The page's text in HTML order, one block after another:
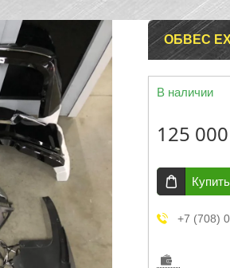
ОБВЕС
В наличии
125
Купить
+7 (708)